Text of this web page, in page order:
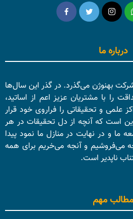
درباره ما
شرکت بهنوژن می‌گذرد. در گذر این سال‌ها
را با مشتریان عزیز اعم از اساتید،
علمی و تحقیقاتی را فراروی خود قرار
این است که آنچه از دل تحقیقات در هر
ما و در نهایت در منازل ما نمود پیدا
می‌فروشیم و آنجه می‌خریم برای همه
ناپدیر است.
مطالب مهم